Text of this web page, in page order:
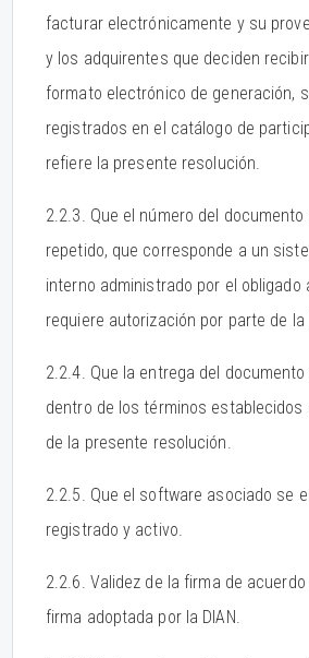
facturar electrónicamente y su
y los adquirentes que deciden
formato electrónico de generación,
registrados en el catálogo de
refiere la presente resolución.
2.2.3. Que el número del
repetido, que corresponde a un
interno administrado por el obligado
requiere autorización por parte de la
2.2.4. Que la entrega del
dentro de los términos establecidos
de la presente resolución.
2.2.5. Que el software asociado se
registrado y activo.
2.2.6. Validez de la firma de
firma adoptada por la DIAN.